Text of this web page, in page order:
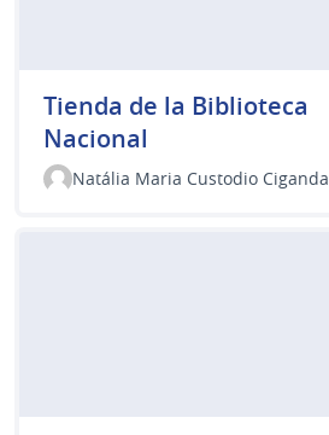
Tienda de la Biblioteca
Nacional
Natália Maria Custodio Ciganda